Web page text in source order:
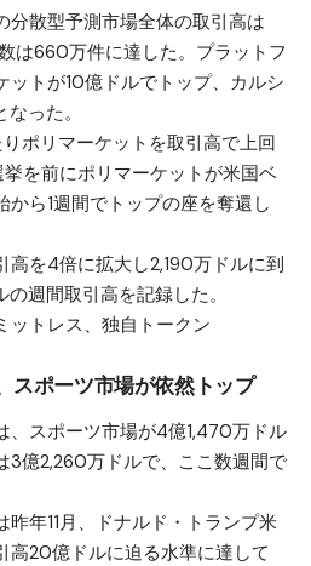
分散型予測市場全体の取引高は
は660万件に達した。プラットフ
ットが10億ドルでトップ、カルシ
った。
ポリマーケットを取引高で上回
挙を前にポリマーケットが米国ベ
ら1週間でトップの座を奪還し
高を4倍に拡大し2,190万ドルに到
週間取引高を記録した。
ットレス、独自トークン
スポーツ市場が依然トップ
、スポーツ市場が4億1,470万ドル
3億2,260万ドルで、ここ数週間で
年11月、ドナルド・トランプ米
高20億ドルに迫る水準に達して